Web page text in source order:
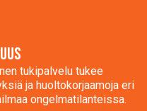
tukipalvelu tukee
ja huoltokorjaamoja eri
ongelmatilanteissa.